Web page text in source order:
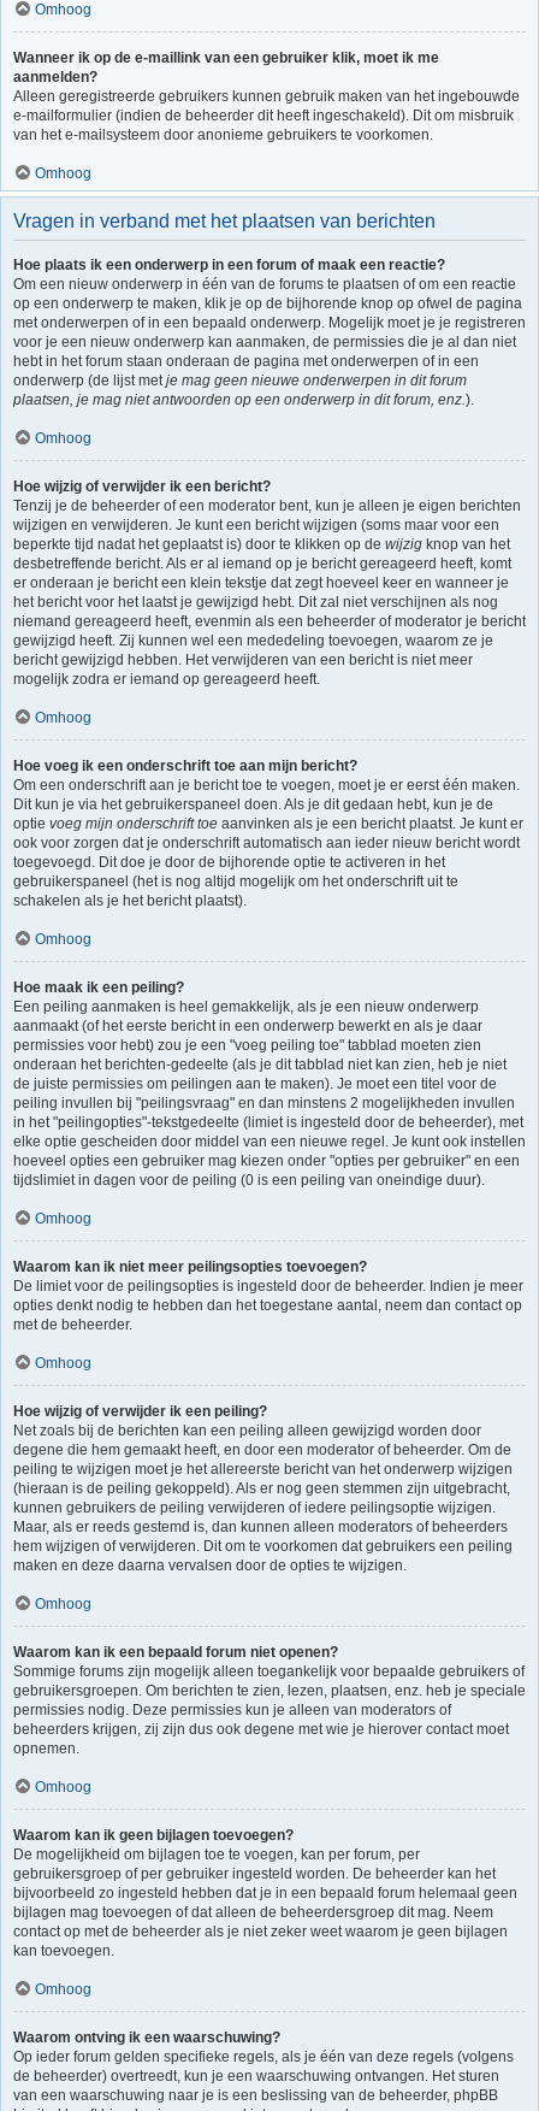
Omhoog
Wanneer ik op de e-maillink van een gebruiker klik, moet ik me
aanmelden?
Alleen geregistreerde gebruikers kunnen gebruik maken van het ingebouwde
e-mailformulier (indien de beheerder dit heeft ingeschakeld). Dit om misbruik
van het e-mailsysteem door anonieme gebruikers te voorkomen.
Omhoog
Vragen in verband met het plaatsen van berichten
Hoe plaats ik een onderwerp in een forum of maak een reactie?
Om een nieuw onderwerp in één van de forums te plaatsen of om een reactie
op een onderwerp te maken, klik je op de bijhorende knop op ofwel de pagina
met onderwerpen of in een bepaald onderwerp. Mogelijk moet je je registreren
voor je een nieuw onderwerp kan aanmaken, de permissies die je al dan niet
hebt in het forum staan onderaan de pagina met onderwerpen of in een
onderwerp (de lijst metje mag geen nieuwe onderwerpen in dit forum
plaatsen, je mag niet antwoorden op een onderwerp in dit forum, enz.).
Omhoog
Hoe wijzig of verwijder ik een bericht?
Tenzij je de beheerder of een moderator bent, kun je alleen je eigen berichten
wijzigen en verwijderen. Je kunt een bericht wijzigen (soms maar voor een
beperkte tijd nadat het geplaatst is) door te klikken op de wijzig knop van het
desbetreffende bericht. Als er al iemand op je bericht gereageerd heeft, komt
er onderaan je bericht een klein tekstje dat zegt hoeveel keer en wanneer je
het bericht voor het laatst je gewijzigd hebt. Dit zal niet verschijnen als nog
niemand gereageerd heeft, evenmin als een beheerder of moderator je bericht
gewijzigd heeft. Zij kunnen wel een mededeling toevoegen, waarom ze je
bericht gewijzigd hebben. Het verwijderen van een bericht is niet meer
mogelijk zodra er iemand op gereageerd heeft.
Omhoog
Hoe voeg ik een onderschrift toe aan mijn bericht?
Om een onderschrift aan je bericht toe te voegen, moet je er eerst één maken.
Dit kun je via het gebruikerspaneel doen. Als je dit gedaan hebt, kun je de
optie voeg mijn onderschrift toe aanvinken als je een bericht plaatst. Je kunt er
ook voor zorgen dat je onderschrift automatisch aan ieder nieuw bericht wordt
toegevoegd. Dit doe je door de bijhorende optie te activeren in het
gebruikerspaneel (het is nog altijd mogelijk om het onderschrift uit te
schakelen als je het bericht plaatst).
Omhoog
Hoe maak ik een peiling?
Een peiling aanmaken is heel gemakkelijk, als je een nieuw onderwerp
aanmaakt (of het eerste bericht in een onderwerp bewerkt en als je daar
permissies voor hebt) zou je een "voeg peiling toe" tabblad moeten zien
onderaan het berichten-gedeelte (als je dit tabblad niet kan zien, heb je niet
de juiste permissies om peilingen aan te maken). Je moet een titel voor de
peiling invullen bij "peilingsvraag" en dan minstens 2 mogelijkheden invullen
in het "peilingopties"-tekstgedeelte (limiet is ingesteld door de beheerder), met
elke optie gescheiden door middel van een nieuwe regel. Je kunt ook instellen
hoeveel opties een gebruiker mag kiezen onder "opties per gebruiker" en een
tijdslimiet in dagen voor de peiling (0 is een peiling van oneindige duur).
Omhoog
Waarom kan ik niet meer peilingsopties toevoegen?
De limiet voor de peilingsopties is ingesteld door de beheerder. Indien je meer
opties denkt nodig te hebben dan het toegestane aantal, neem dan contact op
met de beheerder.
Omhoog
Hoe wijzig of verwijder ik een peiling?
Net zoals bij de berichten kan een peiling alleen gewijzigd worden door
degene die hem gemaakt heeft, en door een moderator of beheerder. Om de
peiling te wijzigen moet je het allereerste bericht van het onderwerp wijzigen
(hieraan is de peiling gekoppeld). Als er nog geen stemmen zijn uitgebracht,
kunnen gebruikers de peiling verwijderen of iedere peilingsoptie wijzigen.
Maar, als er reeds gestemd is, dan kunnen alleen moderators of beheerders
hem wijzigen of verwijderen. Dit om te voorkomen dat gebruikers een peiling
maken en deze daarna vervalsen door de opties te wijzigen.
Omhoog
Waarom kan ik een bepaald forum niet openen?
Sommige forums zijn mogelijk alleen toegankelijk voor bepaalde gebruikers of
gebruikersgroepen. Om berichten te zien, lezen, plaatsen, enz. heb je speciale
permissies nodig. Deze permissies kun je alleen van moderators of
beheerders krijgen, zij zijn dus ook degene met wie je hierover contact moet
opnemen.
Omhoog
Waarom kan ik geen bijlagen toevoegen?
De mogelijkheid om bijlagen toe te voegen, kan per forum, per
gebruikersgroep of per gebruiker ingesteld worden. De beheerder kan het
bijvoorbeeld zo ingesteld hebben dat je in een bepaald forum helemaal geen
bijlagen mag toevoegen of dat alleen de beheerdersgroep dit mag. Neem
contact op met de beheerder als je niet zeker weet waarom je geen bijlagen
kan toevoegen.
Omhoog
Waarom ontving ik een waarschuwing?
Op ieder forum gelden specifieke regels, als je één van deze regels (volgens
de beheerder) overtreedt, kun je een waarschuwing ontvangen. Het sturen
van een waarschuwing naar je is een beslissing van de beheerder, phpBB